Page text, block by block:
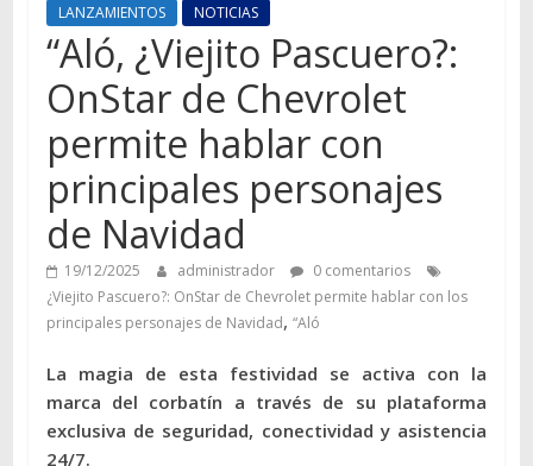
LANZAMIENTOS NOTICIAS
“Aló, ¿Viejito Pascuero?:
OnStar de Chevrolet
permite hablar con
principales personajes
de Navidad
19/12/2025 administrador
0 comentarios
¿Viejito Pascuero?: OnStar de Chevrolet permite hablar con los
principales personajes de Navidad, “Aló
La magia de esta festividad se activa con la
marca del corbatín a través de su plataforma
exclusiva de seguridad, conectividad y asistencia
24/7.